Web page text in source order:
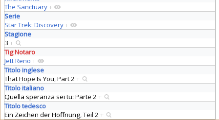
The Sanctuary+
Serie
Star Trek: Discovery+
Stagione
3 +
Tig Notaro
Jett Reno +
Titolo inglese
That Hope Is You, Part 2 +
Titolo italiano
Quella speranza sei tu: Parte 2 +
Titolo tedesco
Ein Zeichen der Hoffnung, Teil 2 +